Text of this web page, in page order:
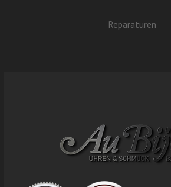
Reparaturen